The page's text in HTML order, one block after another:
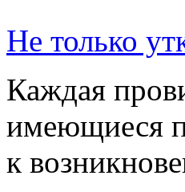
Не только
Каждая
имеющиеся
к